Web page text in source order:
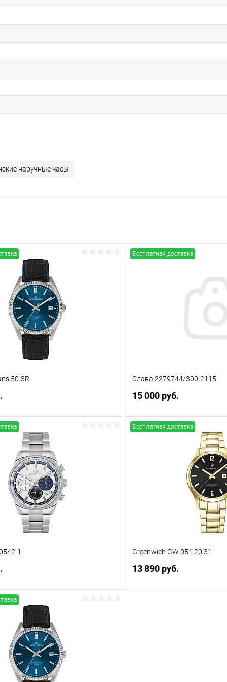
наручные часы
50-3R
В корзину
Сравнение
В наличии
Бесплатная доставка
Слава 2279744/300-2115
15 000 руб.
В
Купить в 1 клик
1
В корзину
Сравнение
В наличии
Бесплатная доставка
Greenwich GW 051.20.31
13 890 руб.